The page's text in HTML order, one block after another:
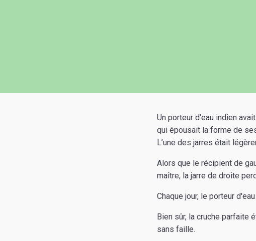
Un porteur d'eau indien
qui épousait la forme de
L’une des jarres était
Alors que le récipient de
maître, la jarre de droite
Chaque jour, le porteur
Bien sûr, la cruche parfaite
sans faille.